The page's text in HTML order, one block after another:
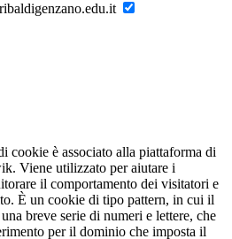
cookie è associato alla piattaforma di
Viene utilizzato per aiutare i
il comportamento dei visitatori e
È un cookie di tipo pattern, in cui il
breve serie di numeri e lettere, che
per il dominio che imposta il